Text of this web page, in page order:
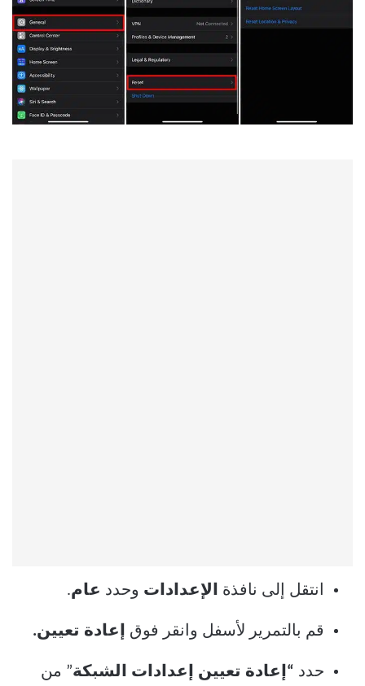
انتقل إلى نافذة الإعدادات وحدد عام.
قم بالتمرير لأسفل وانقر فوق إعادة تعيين.
حدد “إعادة تعيين إعدادات الشبكة” من